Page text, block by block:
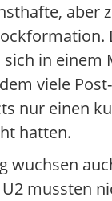
aber
sich in einem
viele
nur einen
hatten.
wuchsen
mussten